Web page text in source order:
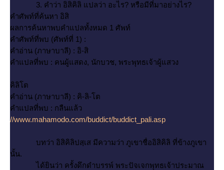
3. คำว่า อิสิคิลิ แปลว่า อะไร? หรือมีที่มาอย่างไร?
คำศัพท์ที่ค้นหา อิสิ
ผลการค้นหาพบคำแปลทั้งหมด 1 ศัพท์
คำศัพท์ที่พบ (ศัพท์ที่ 1) :
คำอ่าน (ภาษาบาลี) : อิ-สิ
คำแปลที่พบ : คนผู้แสดง, นักบวช, พระพุทธเจ้าผู้แสวง
คิลิโต
คำอ่าน (ภาษาบาลี) : คิ-ลิ-โต
คำแปลที่พบ : กลืนแล้ว
//www.mahamodo.com/buddict/buddict_pali.asp
บทว่า อิสิคิลิปสฺเส มีความว่า ภูเขาชื่ออิสิคิลิ ที่ข้างภูเขา
นั้น.
ได้ยินว่า ครั้งดึกดำบรรพ์ พระปัจเจกพุทธเจ้าประมาณ